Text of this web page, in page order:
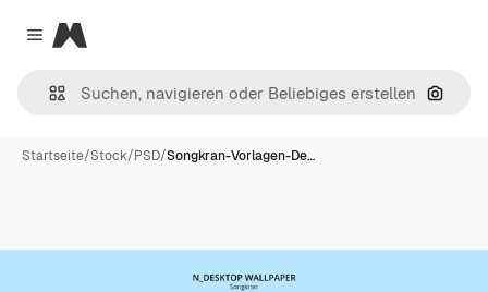
Close menu
Magnific
Nach
Startseite/Stock/PSD/Songkran-Vorlagen-De…